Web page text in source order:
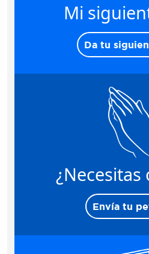
Mi
Da tu
¿Necesitas
Envía tu